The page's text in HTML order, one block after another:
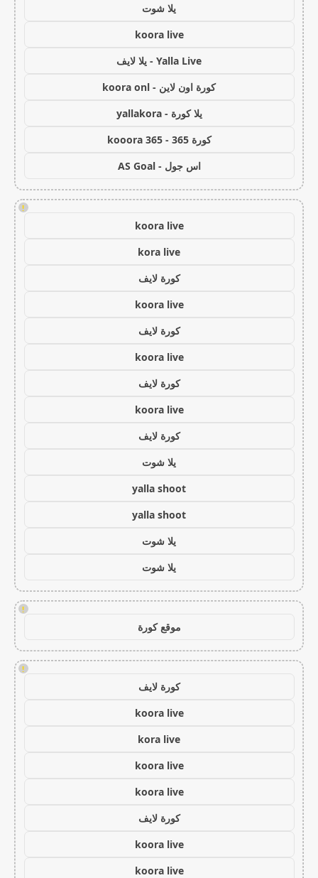
يلا شوت
koora live
Yalla Live - يلا لايف
كورة اون لاين - koora onl
يلا كورة - yallakora
كورة 365 - kooora 365
اس جول - AS Goal
!
koora live
kora live
كورة لايف
koora live
كورة لايف
koora live
كورة لايف
koora live
كورة لايف
يلا شوت
yalla shoot
yalla shoot
يلا شوت
يلا شوت
!
موقع كورة
!
كورة لايف
koora live
kora live
koora live
koora live
كورة لايف
koora live
koora live